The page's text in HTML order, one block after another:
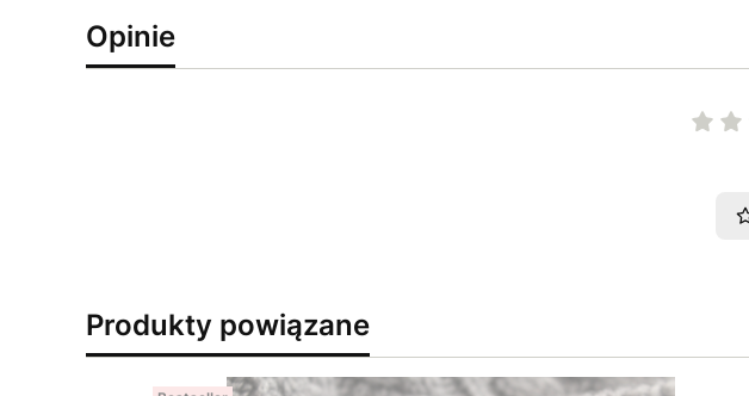
Opinie
Produkty powiązane